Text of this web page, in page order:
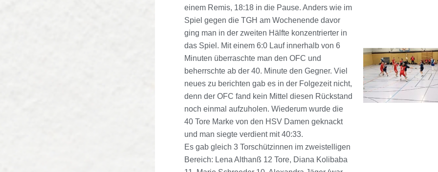
einem Remis, 18:18 in die Pause. Anders wie im
Spiel gegen die TGH am Wochenende davor
ging man in der zweiten Hälfte konzentrierter in
das Spiel. Mit einem 6:0 Lauf innerhalb von 6
Minuten überraschte man den OFC und
beherrschte ab der 40. Minute den Gegner. Viel
neues zu berichten gab es in der Folgezeit nicht,
denn der OFC fand kein Mittel diesen Rückstand
noch einmal aufzuholen. Wiederum wurde die
40 Tore Marke von den HSV Damen geknackt
und man siegte verdient mit 40:33.
Es gab gleich 3 Torschützinnen im zweistelligen
Bereich: Lena Althanß 12 Tore, Diana Kolibaba